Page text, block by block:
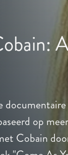
op
Cobain